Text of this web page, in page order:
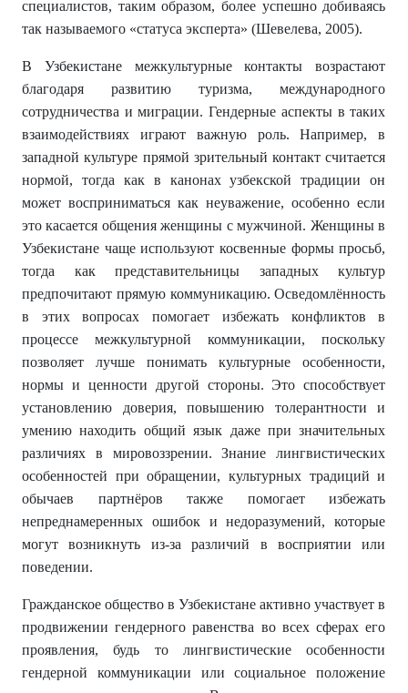
специалистов, таким образом, более успешно добиваясь
так называемого «статуса эксперта» (Шевелева, 2005).
В Узбекистане межкультурные контакты возрастают
благодаря развитию туризма, международного
сотрудничества и миграции. Гендерные аспекты в таких
взаимодействиях играют важную роль. Например, в
западной культуре прямой зрительный контакт считается
нормой, тогда как в канонах узбекской традиции он
может восприниматься как неуважение, особенно если
это касается общения женщины с мужчиной. Женщины в
Узбекистане чаще используют косвенные формы просьб,
тогда как представительницы западных культур
предпочитают прямую коммуникацию. Осведомлённость
в этих вопросах помогает избежать конфликтов в
процессе межкультурной коммуникации, поскольку
позволяет лучше понимать культурные особенности,
нормы и ценности другой стороны. Это способствует
установлению доверия, повышению толерантности и
умению находить общий язык даже при значительных
различиях в мировоззрении. Знание лингвистических
особенностей при обращении, культурных традиций и
обычаев партнёров также помогает избежать
непреднамеренных ошибок и недоразумений, которые
могут возникнуть из-за различий в восприятии или
поведении.
Гражданское общество в Узбекистане активно участвует в
продвижении гендерного равенства во всех сферах его
проявления, будь то лингвистические особенности
гендерной коммуникации или социальное положение